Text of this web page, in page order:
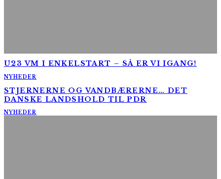
U23 VM I ENKELSTART – SÅ ER VI IGANG!
NYHEDER
STJERNERNE OG VANDBÆRERNE… DET
DANSKE LANDSHOLD TIL PDR
NYHEDER